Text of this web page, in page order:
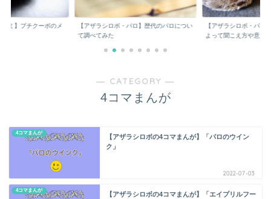
ミ】プチクーボのメ
【アザラシロボ・パロ】歴代のパロについ
て調べてみた
【アザラシロボ・パロ
よって聞こえ方や意...
― CATEGORY ―
4コマまんが
4コマまんが
【アザラシロボの4コマまんが】「パロのウイン
ク」
2022-07-03
4コマまんが
【アザラシロボの4コマまんが】「エイプリルフー